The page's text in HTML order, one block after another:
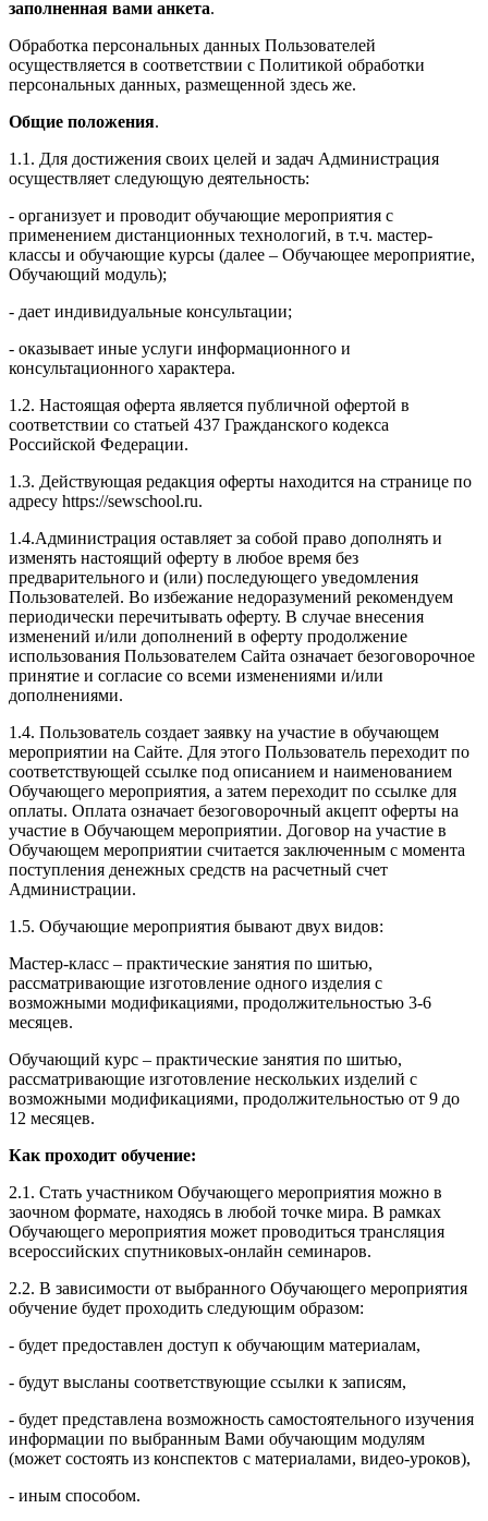
заполненная вами анкета.
Обработка персональных данных Пользователей
осуществляется в соответствии с Политикой обработки
персональных данных, размещенной здесь же.
Общие положения.
1.1. Для достижения своих целей и задач Администрация
осуществляет следующую деятельность:
- организует и проводит обучающие мероприятия с
применением дистанционных технологий, в т.ч. мастер-
классы и обучающие курсы (далее – Обучающее мероприятие,
Обучающий модуль);
- дает индивидуальные консультации;
- оказывает иные услуги информационного и
консультационного характера.
1.2. Настоящая оферта является публичной офертой в
соответствии со статьей 437 Гражданского кодекса
Российской Федерации.
1.3. Действующая редакция оферты находится на странице по
адресу https://sewschool.ru.
1.4.Администрация оставляет за собой право дополнять и
изменять настоящий оферту в любое время без
предварительного и (или) последующего уведомления
Пользователей. Во избежание недоразумений рекомендуем
периодически перечитывать оферту. В случае внесения
изменений и/или дополнений в оферту продолжение
использования Пользователем Сайта означает безоговорочное
принятие и согласие со всеми изменениями и/или
дополнениями.
1.4. Пользователь создает заявку на участие в обучающем
мероприятии на Сайте. Для этого Пользователь переходит по
соответствующей ссылке под описанием и наименованием
Обучающего мероприятия, а затем переходит по ссылке для
оплаты. Оплата означает безоговорочный акцепт оферты на
участие в Обучающем мероприятии. Договор на участие в
Обучающем мероприятии считается заключенным с момента
поступления денежных средств на расчетный счет
Администрации.
1.5. Обучающие мероприятия бывают двух видов:
Мастер-класс – практические занятия по шитью,
рассматривающие изготовление одного изделия с
возможными модификациями, продолжительностью 3-6
месяцев.
Обучающий курс – практические занятия по шитью,
рассматривающие изготовление нескольких изделий с
возможными модификациями, продолжительностью от 9 до
12 месяцев.
Как проходит обучение:
2.1. Стать участником Обучающего мероприятия можно в
заочном формате, находясь в любой точке мира. В рамках
Обучающего мероприятия может проводиться трансляция
всероссийских спутниковых-онлайн семинаров.
2.2. В зависимости от выбранного Обучающего мероприятия
обучение будет проходить следующим образом:
- будет предоставлен доступ к обучающим материалам,
- будут высланы соответствующие ссылки к записям,
- будет представлена возможность самостоятельного изучения
информации по выбранным Вами обучающим модулям
(может состоять из конспектов с материалами, видео-уроков),
- иным способом.